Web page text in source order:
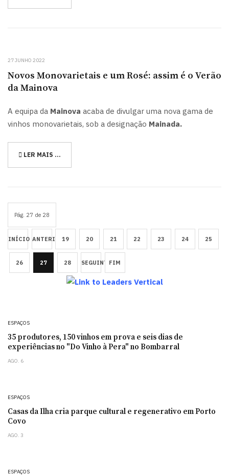
27 JUNHO 2022
Novos Monovarietais e um Rosé: assim é o Verão
da Mainova
A equipa da Mainova acaba de divulgar uma nova gama de
vinhos monovarietais, sob a designação Mainada.
LER MAIS …
Pág. 27 de 28
INÍCIO ANTERIOR19 20 21 22 23 24 25
26 27 28 SEGUINTEFIM
ESPAÇOS
35 produtores, 150 vinhos em prova e seis dias de
experiências no "Do Vinho à Pera" no Bombarral
AGO. 6
ESPAÇOS
Casas da Ilha cria parque cultural e regenerativo em Porto
Covo
AGO. 3
ESPAÇOS